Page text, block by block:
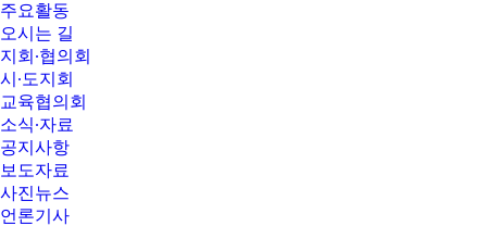
주요활동
오시는 길
지회∙협의회
시∙도지회
교육협의회
소식∙자료
공지사항
보도자료
사진뉴스
언론기사